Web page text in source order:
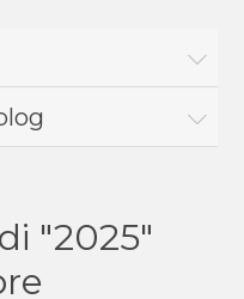
"2025"